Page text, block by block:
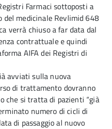
Farmaci sottoposti a
del medicinale Revlimid 648
verrà chiuso a far data dal
contrattuale e quindi
AIFA dei Registri di
avviati sulla nuova
di trattamento dovranno
che si tratta di pazienti “già
numero di cicli di
di passaggio al nuovo